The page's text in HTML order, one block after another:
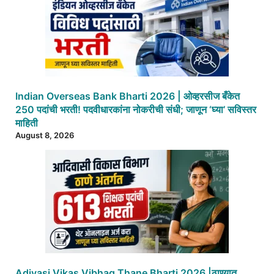
Indian Overseas Bank Bharti 2026 | ओव्हरसीज बँकेत
250 पदांची भरती! पदवीधारकांना नोकरीची संधी; जाणून ‘घ्या’ सविस्तर
माहिती
August 8, 2026